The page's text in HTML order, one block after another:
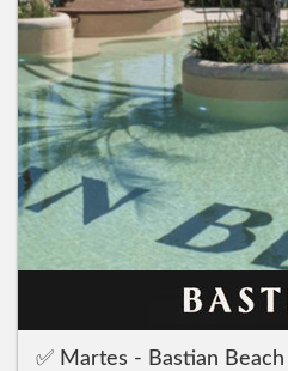
✅ Martes - Bastian Beach